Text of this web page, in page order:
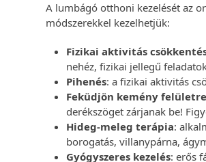
A lumbágó otthoni kezelését az
módszerekkel kezelhetjük:
Fizikai aktivitás
nehéz, fizikai jellegű
Pihenés: a fizikai aktivitás
Feküdjön kemény felületre
derékszöget zárjanak be!
Hideg-meleg terápia:
borogatás, villanypárna,
Gyógyszeres kezelés: erős